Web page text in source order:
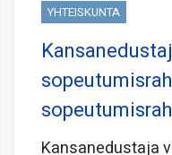
YHTEISKUNTA
Kansanedustaja